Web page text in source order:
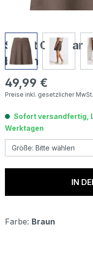
Street One
brown
Regulärer Preis:
49,99 €
Preise inkl. gesetzlicher MwSt.
Sofort versandfertig,
Werktagen
IN
Farbe: Braun